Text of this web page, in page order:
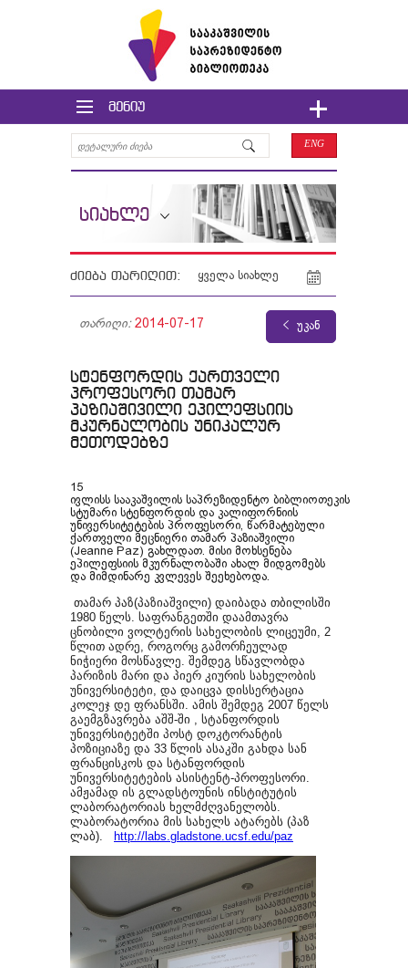
მენიუ
ENG
სიახლე
ძიება თარიღით: ყველა სიახლე
თარიღი: 2014-07-17 უკან
სტენფორდის ქართველი
პროფესორი თამარ
პაზიაშივილი ეპილეფსიის
მკურნალობის უნიკალურ
მეთოდებზე
15
ივლისს სააკაშვილის საპრეზიდენტო ბიბლიოთეკის
სტუმარი სტენფორდის და კალიფორნიის
უნივერსიტეტების პროფესორი, წარმატებული
ქართველი მეცნიერი თამარ პაზიაშვილი
(Jeanne Paz) გახლდათ. მისი მოხსენება
ეპილეფსიის მკურნალობაში ახალ მიდგომებს
და მიმდინარე კვლევეს შეეხებოდა.
თამარ პაზ(პაზიაშვილი) დაიბადა თბილისში
1980 წელს. საფრანგეთში დაამთავრა
ცნობილი ვოლტერის სახელობის ლიცეუმი, 2
წლით ადრე, როგორც გამორჩეულად
ნიჭიერი მოსწავლე. შემდეგ სწავლობდა
პარიზის მარი და პიერ კიურის სახელობის
უნივერსიტეტი, და დაიცვა დისსერტაცია
კოლეჯ დე ფრანსში. ამის შემდეგ 2007 წელს
გაემგზავრება აშშ-ში , სტანფორდის
უნივერსიტეტში პოსტ დოკტორანტის
პოზიციაზე და 33 წლის ასაკში გახდა სან
ფრანცისკოს და სტანფორდის
უნივერსიტეტების ასისტენტ-პროფესორი.
ამჟამად ის გლადსტოუნის ინსტიტუტის
ლაბორატორიას ხელმძღვანელობს.
ლაბორატორია მის სახელს ატარებს (პაზ
ლაბ).
http://labs.gladstone.ucsf.edu/paz